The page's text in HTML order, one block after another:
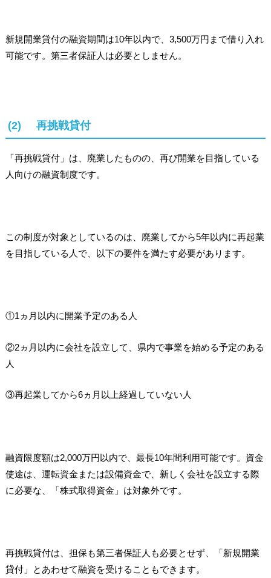
新規開業貸付の融資期間は10年以内で、3,500万円まで借り入れ
可能です。第三者保証人は必要としません。
(2) 再挑戦貸付
「再挑戦貸付」は、廃業したものの、再び開業を目指している
人向けの融資制度です。
この制度が対象としているのは、廃業してから5年以内に再起業
を目指している人で、以下の要件を満たす必要があります。
①1ヵ月以内に開業予定のある人
②2ヵ月以内に会社を設立して、県内で事業を始める予定のある
人
③再起業してから6ヵ月以上経過していない人
融資限度額は2,000万円以内で、最長10年間利用可能です。資金
使途は、運転資金または設備資金で、新しく会社を設立する際
に必要な、「株式取得資金」は対象外です。
再挑戦貸付は、担保も第三者保証人も必要とせず、「新規開業
貸付」とあわせて融資を受けることもできます。